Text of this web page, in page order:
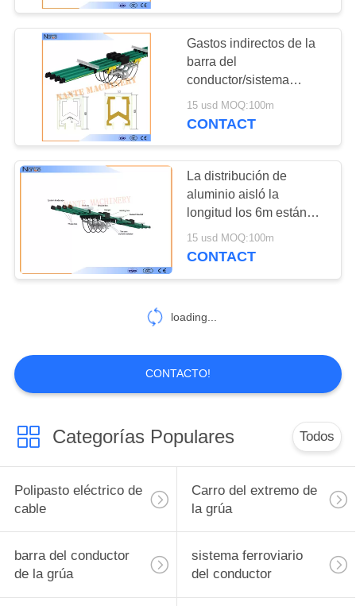
Gastos indirectos de la
barra del
conductor/sistema
aislados industriales de
la barra de distribución
15 usd MOQ:100m
CONTACT
La distribución de
aluminio aisló la
longitud los 6m estándar
de tierra 660V de la
barra los 4m
15 usd MOQ:100m
CONTACT
loading...
CONTACTO!
Categorías Populares Todos
Polipasto eléctrico de
cable
Carro del extremo de
la grúa
barra del conductor
de la grúa
sistema ferroviario
del conductor